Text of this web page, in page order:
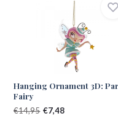
Hanging Ornament 3D:
Fairy
€14,95 €7,48